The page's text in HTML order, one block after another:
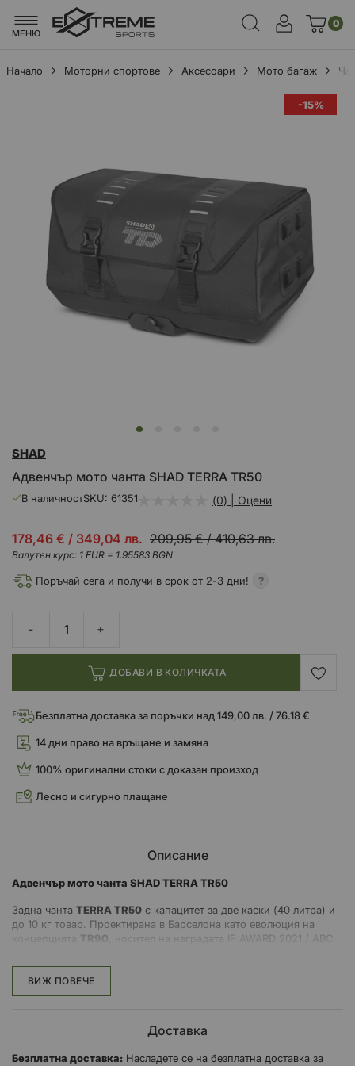
МЕНЮ
0
Начало Моторни спортове Аксесоари Мото багаж
-15%
изображенията
към
на
галерия
Адвенчър мото чанта SHAD TERRA TR50
SHAD
В наличностSKU 61351 (0) | Оцени
Промо
цена
178,46 € / 349,04 лв. 209,95 €/410,63 лв.
Валутен курс: 1 EUR = 1.95583 BGN
Поръчай сега и получи в срок от 2-3 дни!
ДОБАВИ В КОЛИЧКАТА
Безплатна доставка за поръчки над 149,00 лв. / 76.18 €
14 дни право на връщане и замяна
100% оригинални стоки с доказан произход
Лесно и сигурно плащане
Описание
Адвенчър мото чанта SHAD TERRA TR50
Задна чанта TERRA TR50 с капацитет за две каски (40 литра) и
до 10 кг товар. Проектирана в Барселона като еволюция на
концепцията TR90 , носител на наградата IF AWARD 2021 / ABC
TR50се отличава със своята заключваща се система за монтаж,
която позволява да бъде закрепена и освободена за няколко
Изработен е от високоустойчив материал с подсилени шевове и
изискванията на регламентите за опазване на околната среда
ВИЖ ПОВЕЧЕ
Доставка
Безплатна доставка: Насладете се на безплатна доставка за